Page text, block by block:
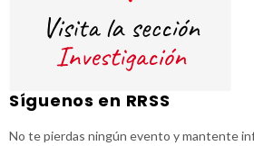
Síguenos en RRSS
No te pierdas ningún evento y mantente